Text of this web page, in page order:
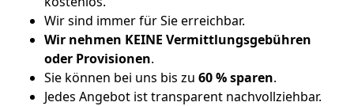
Wir sind immer für Sie erreichbar.
Wir nehmen KEINE Vermittlungsgebühren
oder Provisionen.
Sie können bei uns bis zu 60 % sparen.
Jedes Angebot ist transparent nachvollziehbar.